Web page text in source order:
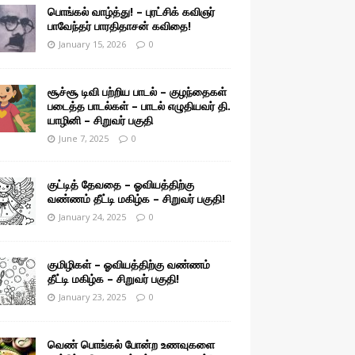
பொங்கல் வாழ்த்து! – புரட்சிக் கவிஞர்
பாவேந்தர் பாரதிதாசன் கவிதை!
January 15, 2026 0
சூச்சூ டிவி பற்றிய பாடல் – குழந்தைகள்
படைத்த பாடல்கள் – பாடல் எழுதியவர் தி.
யாழினி – சிறுவர் பகுதி
June 7, 2025 0
குட்டித் தேவதை – ஓவியத்திற்கு
வண்ணம் தீட்டி மகிழ்க – சிறுவர் பகுதி!
January 24, 2025 0
குமிழிகள் – ஓவியத்திற்கு வண்ணம்
தீட்டி மகிழ்க – சிறுவர் பகுதி!
January 23, 2025 0
வெண் பொங்கல் போன்ற உணவுகளை